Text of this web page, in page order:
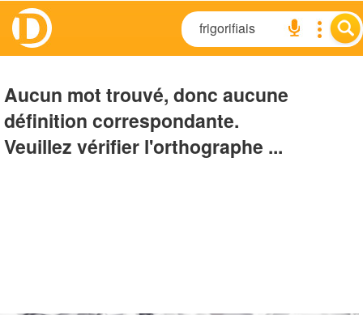
Aucun mot trouvé, donc aucune
définition correspondante.
Veuillez vérifier l'orthographe ...